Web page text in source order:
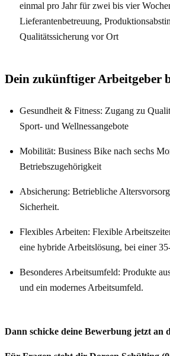
einmal pro Jahr für zwei bis vier
Lieferantenbetreuung,
Qualitätssicherung vor Ort
Dein zukünftiger Arbeitgeber
Gesundheit & Fitness: Zugang zu
Sport- und Wellnessangebote
Mobilität: Business Bike nach sechs
Betriebszugehörigkeit
Absicherung: Betriebliche
Sicherheit.
Flexibles Arbeiten: Flexible
eine hybride Arbeitslösung, bei einer
Besonderes Arbeitsumfeld: Produkte
und ein modernes Arbeitsumfeld.
Dann schicke deine Bewerbung jetzt an